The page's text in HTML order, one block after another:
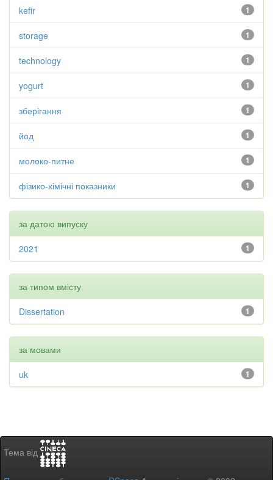
1
kefir
1
storage
1
technology
1
yogurt
1
зберігання
1
йод
1
молоко-питне
1
фізико-хімічні показники
за датою випуску
1
2021
за типом вмісту
1
Dissertation
за мовами
1
uk
Тема від